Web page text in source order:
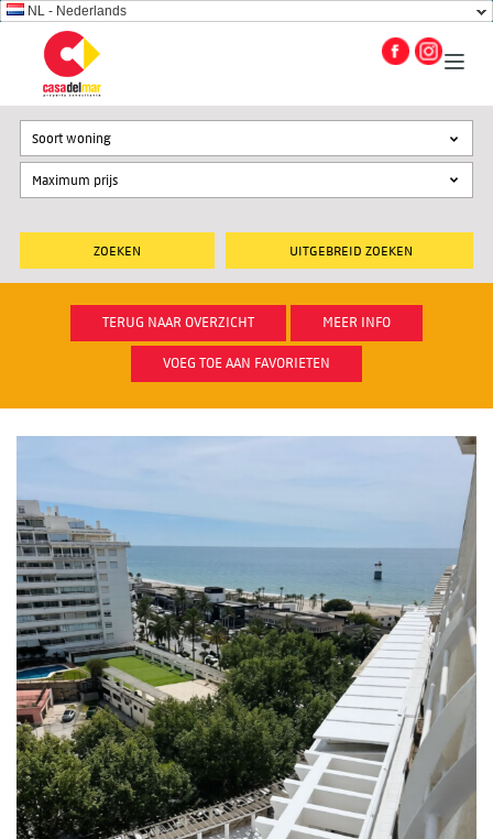
NL - Nederlands
UITGEBREID ZOEKEN
Soort woning
TERUG NAAR OVERZICHT MEER INFO
VOEG TOE AAN FAVORIETEN